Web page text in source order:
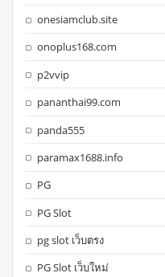
onesiamclub.site
onoplus168.com
p2vvip
pananthai99.com
panda555
paramax1688.info
PG
PG Slot
pg slot เว็บตรง
PG Slot เว็บใหม่